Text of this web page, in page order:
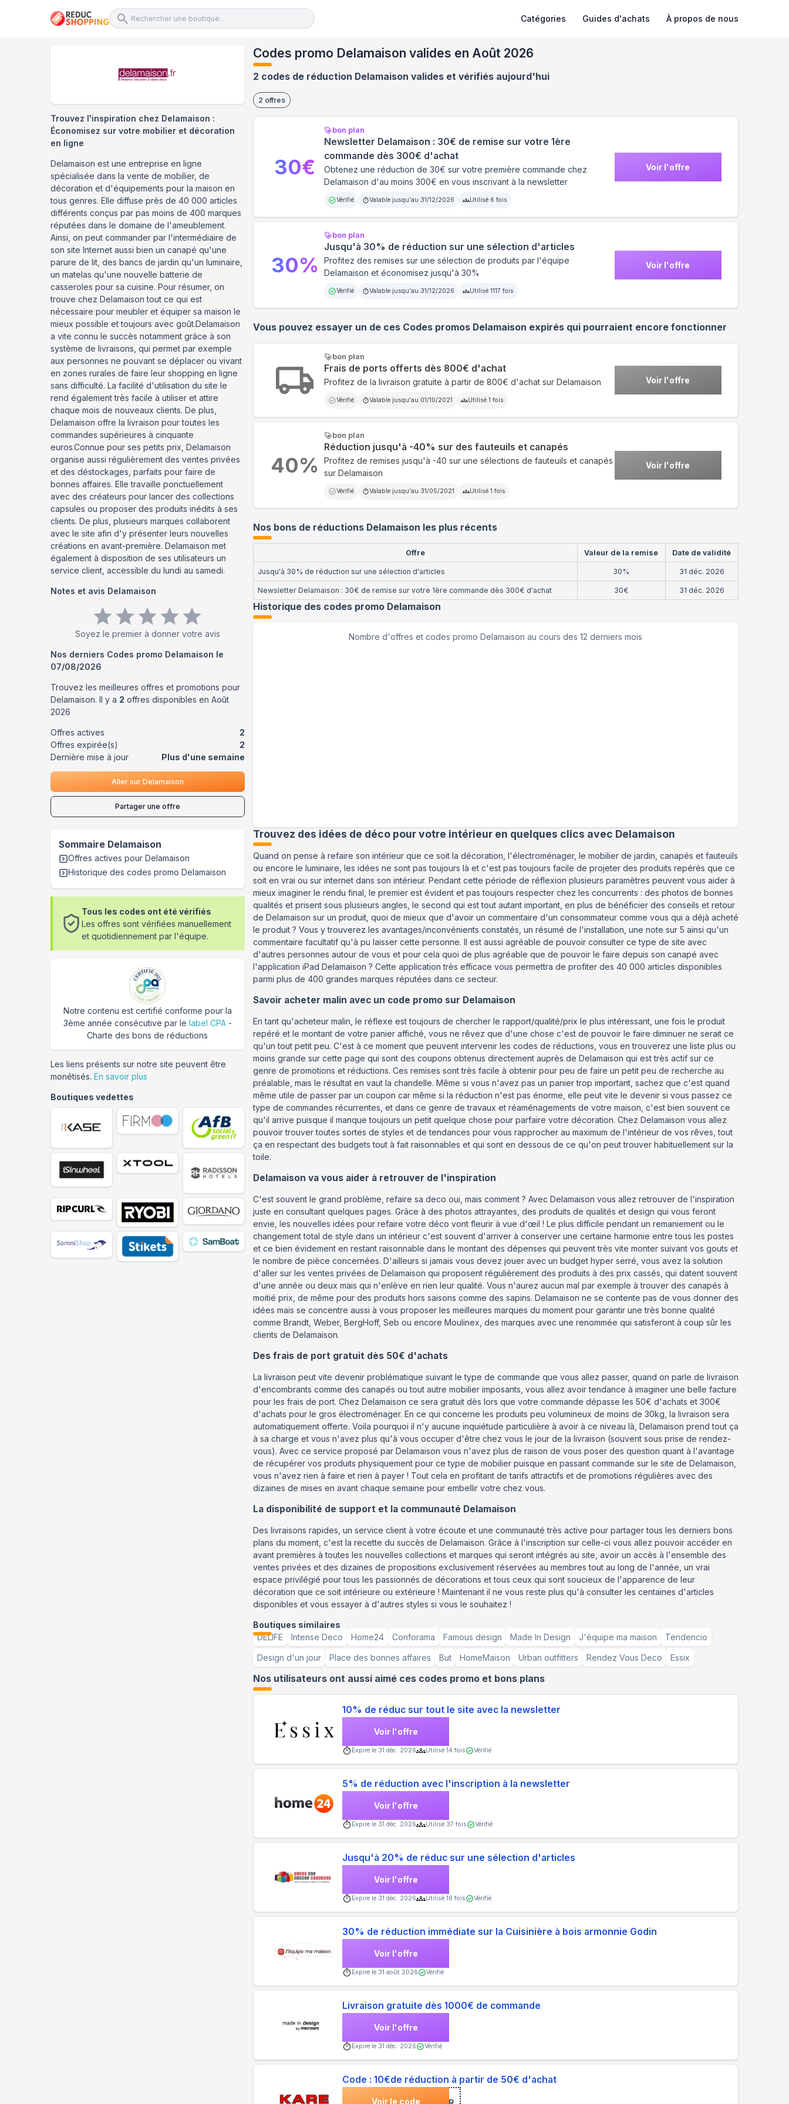
Catégories Guides d'achats À propos de nous
Codes promo Delamaison valides en Août 2026
2 codes de réduction Delamaison valides et vérifiés aujourd'hui
2 offres
bon plan
Newsletter Delamaison : 30€ de remise sur votre 1ère
commande dès 300€ d'achat
Obtenez une réduction de 30€ sur votre première commande chez
Delamaison d'au moins 300€ en vous inscrivant à la newsletter
Vérifié Valable jusqu'au 31/12/2026 Utilisé 6 fois
Voir l'offre
30€
bon plan
Jusqu'à 30% de réduction sur une sélection d'articles
Profitez des remises sur une sélection de produits par l'équipe
Delamaison et économisez jusqu'à 30%
Vérifié Valable jusqu'au 31/12/2026 Utilisé 1117 fois
Voir l'offre
30%
Vous pouvez essayer un de ces Codes promos Delamaison expirés qui pourraient encore fonctionner
bon plan
Frais de ports offerts dès 800€ d'achat
Profitez de la livraison gratuite à partir de 800€ d'achat sur Delamaison
Vérifié Valable jusqu'au 01/10/2021 Utilisé 1 fois
Voir l'offre
bon plan
Réduction jusqu'à -40% sur des fauteuils et canapés
Profitez de remises jusqu'à -40 sur une sélections de fauteuils et canapés
sur Delamaison
Vérifié Valable jusqu'au 31/05/2021 Utilisé 1 fois
Voir l'offre
40%
Nos bons de réductions Delamaison les plus récents
Offre Valeur de la remise Date de validité
Jusqu'à 30% de réduction sur une sélection d'articles 30% 31 déc. 2026
Newsletter Delamaison : 30€ de remise sur votre 1ère commande dès 300€ d'achat 30€ 31 déc. 2026
Historique des codes promo Delamaison
Nombre d'offres et codes promoDelamaison au cours des 12 derniers mois
Trouvez des idées de déco pour votre intérieur en quelques clics avec Delamaison
Quand on pense à refaire son intérieur que ce soit la décoration, l'électroménager, le mobilier de jardin, canapés et fauteuils
ou encore le luminaire, les idées ne sont pas toujours là et c'est pas toujours facile de projeter des produits repérés que ce
soit en vrai ou sur internet dans son intérieur. Pendant cette période de réflexion plusieurs paramètres peuvent vous aider à
mieux imaginer le rendu final, le premier est évident et pas toujours respecter chez les concurrents : des photos de bonnes
qualités et prisent sous plusieurs angles, le second qui est tout autant important, en plus de bénéficier des conseils et retour
de Delamaison sur un produit, quoi de mieux que d'avoir un commentaire d'un consommateur comme vous qui a déjà acheté
le produit ? Vous y trouverez les avantages/inconvénients constatés, un résumé de l'installation, une note sur 5 ainsi qu'un
commentaire facultatif qu'à pu laisser cette personne. Il est aussi agréable de pouvoir consulter ce type de site avec
d'autres personnes autour de vous et pour cela quoi de plus agréable que de pouvoir le faire depuis son canapé avec
l'application iPad Delamaison ? Cette application très efficace vous permettra de profiter des 40 000 articles disponibles
parmi plus de 400 grandes marques réputées dans ce secteur.
Savoir acheter malin avec un code promo sur Delamaison
En tant qu'acheteur malin, le réflexe est toujours de chercher le rapport/qualité/prix le plus intéressant, une fois le produit
repéré et le montant de votre panier affiché, vous ne rêvez que d'une chose c'est de pouvoir le faire diminuer ne serait ce
qu'un tout petit peu. C'est à ce moment que peuvent intervenir les codes de réductions, vous en trouverez une liste plus ou
moins grande sur cette page qui sont des coupons obtenus directement auprès de Delamaison qui est très actif sur ce
genre de promotions et réductions. Ces remises sont très facile à obtenir pour peu de faire un petit peu de recherche au
préalable, mais le résultat en vaut la chandelle. Même si vous n'avez pas un panier trop important, sachez que c'est quand
même utile de passer par un coupon car même si la réduction n'est pas énorme, elle peut vite le devenir si vous passez ce
type de commandes récurrentes, et dans ce genre de travaux et réaménagements de votre maison, c'est bien souvent ce
qu'il arrive puisque il manque toujours un petit quelque chose pour parfaire votre décoration. Chez Delamaison vous allez
pouvoir trouver toutes sortes de styles et de tendances pour vous rapprocher au maximum de l'intérieur de vos rêves, tout
ça en respectant des budgets tout à fait raisonnables et qui sont en dessous de ce qu'on peut trouver habituellement sur la
toile.
Delamaison va vous aider à retrouver de l'inspiration
C'est souvent le grand problème, refaire sa deco oui, mais comment ? Avec Delamaison vous allez retrouver de l'inspiration
juste en consultant quelques pages. Grâce à des photos attrayantes, des produits de qualités et design qui vous feront
envie, les nouvelles idées pour refaire votre déco vont fleurir à vue d'œil ! Le plus difficile pendant un remaniement ou le
changement total de style dans un intérieur c'est souvent d'arriver à conserver une certaine harmonie entre tous les postes
et ce bien évidement en restant raisonnable dans le montant des dépenses qui peuvent très vite monter suivant vos gouts et
le nombre de pièce concernées. D'ailleurs si jamais vous devez jouer avec un budget hyper serré, vous avez la solution
d'aller sur les ventes privées de Delamaison qui proposent régulièrement des produits à des prix cassés, qui datent souvent
d'une année ou deux mais qui n'enlève en rien leur qualité. Vous n'aurez aucun mal par exemple à trouver des canapés à
moitié prix, de même pour des produits hors saisons comme des sapins. Delamaison ne se contente pas de vous donner des
idées mais se concentre aussi à vous proposer les meilleures marques du moment pour garantir une très bonne qualité
comme Brandt, Weber, BergHoff, Seb ou encore Moulinex, des marques avec une renommée qui satisferont à coup sûr les
clients de Delamaison.
Des frais de port gratuit dès 50€ d'achats
La livraison peut vite devenir problématique suivant le type de commande que vous allez passer, quand on parle de livraison
d'encombrants comme des canapés ou tout autre mobilier imposants, vous allez avoir tendance à imaginer une belle facture
pour les frais de port. Chez Delamaison ce sera gratuit dès lors que votre commande dépasse les 50€ d'achats et 300€
d'achats pour le gros électroménager. En ce qui concerne les produits peu volumineux de moins de 30kg, la livraison sera
automatiquement offerte. Voila pourquoi il n'y aucune inquiétude particulière à avoir à ce niveau là, Delamaison prend tout ça
à sa charge et vous n'avez plus qu'à vous occuper d'être chez vous le jour de la livraison (souvent sous prise de rendez-
vous). Avec ce service proposé par Delamaison vous n'avez plus de raison de vous poser des question quant à l'avantage
de récupérer vos produits physiquement pour ce type de mobilier puisque en passant commande sur le site de Delamaison,
vous n'avez rien à faire et rien à payer ! Tout cela en profitant de tarifs attractifs et de promotions régulières avec des
dizaines de mises en avant chaque semaine pour embellir votre chez vous.
La disponibilité de support et la communauté Delamaison
Des livraisons rapides, un service client à votre écoute et une communauté très active pour partager tous les derniers bons
plans du moment, c'est la recette du succès de Delamaison. Grâce à l'inscription sur celle-ci vous allez pouvoir accéder en
avant premières à toutes les nouvelles collections et marques qui seront intégrés au site, avoir un accès à l'ensemble des
ventes privées et des dizaines de propositions exclusivement réservées au membres tout au long de l'année, un vrai
espace privilégié pour tous les passionnés de décorations et tous ceux qui sont soucieux de l'apparence de leur
décoration que ce soit intérieure ou extérieure ! Maintenant il ne vous reste plus qu'à consulter les centaines d'articles
disponibles et vous essayer à d'autres styles si vous le souhaitez !
Boutiques similaires
DELIFE
Intense Deco Home24 Conforama Famous design Made In Design J'équipe ma maison Tendencio
Design d'un jour Place des bonnes affaires But HomeMaison Urban outfitters Rendez Vous Deco Essix
Nos utilisateurs ont aussi aimé ces codes promo et bons plans
10% de réduc sur tout le site avec la newsletter
Voir l'offre
Expire le 31 déc. 2026 Utilisé14 fois Vérifié
5% de réduction avec l'inscription à la newsletter
Voir l'offre
Expire le 31 déc. 2026 Utilisé 37 fois Vérifié
Jusqu'à 20% de réduc sur une sélection d'articles
Voir l'offre
Expire le 31 déc. 2026 Utilisé18 fois Vérifié
30% de réduction immédiate sur la Cuisinière à bois armonnie Godin
Voir l'offre
Expire le 31 août 2026 Vérifié
Livraison gratuite dès 1000€ de commande
Voir l'offre
Expire le 31 déc. 2026 Vérifié
Code : 10€de réduction à partir de 50€ d'achat
Voir le code
Trouvez l'inspiration chez Delamaison :
Économisez sur votre mobilier et décoration
en ligne
Delamaison est une entreprise en ligne
spécialisée dans la vente de mobilier, de
décoration et d'équipements pour la maison en
tous genres. Elle diffuse près de 40 000 articles
différents conçus par pas moins de 400 marques
réputées dans le domaine de l'ameublement.
Ainsi, on peut commander par l'intermédiaire de
son site Internet aussi bien un canapé qu'une
parure de lit, des bancs de jardin qu'un luminaire,
un matelas qu'une nouvelle batterie de
casseroles pour sa cuisine. Pour résumer, on
trouve chez Delamaison tout ce qui est
nécessaire pour meubler et équiper sa maison le
mieux possible et toujours avec goût.Delamaison
a vite connu le succès notamment grâce à son
système de livraisons, qui permet par exemple
aux personnes ne pouvant se déplacer ou vivant
en zones rurales de faire leur shopping en ligne
sans difficulté. La facilité d'utilisation du site le
rend également très facile à utiliser et attire
chaque mois de nouveaux clients. De plus,
Delamaison offre la livraison pour toutes les
commandes supérieures à cinquante
euros.Connue pour ses petits prix, Delamaison
organise aussi régulièrement des ventes privées
et des déstockages, parfaits pour faire de
bonnes affaires. Elle travaille ponctuellement
avec des créateurs pour lancer des collections
capsules ou proposer des produits inédits à ses
clients. De plus, plusieurs marques collaborent
avec le site afin d'y présenter leurs nouvelles
créations en avant-première. Delamaison met
également à disposition de ses utilisateurs un
service client, accessible du lundi au samedi.
Notes et avis Delamaison
Soyez le premier à donner votre avis
Nos derniers Codes promo Delamaison le
07/08/2026
Trouvez les meilleures offres et promotions pour
Delamaison. Il y a 2 offres disponibles en Août
2026
Offres actives
2
Offres expirée(s)
2
Dernière mise à jour
Plus d'une semaine
Aller sur Delamaison
Partager une offre
Sommaire Delamaison
Offres actives pour Delamaison
Historique des codes promo Delamaison
Tous les codes ont été vérifiés
Les offres sont vérifiées manuellement
et quotidiennement par l'équipe.
Notre contenu est certifié conforme pour la
3ème année consécutive par le label CPA-
Charte des bons de réductions
Les liens présents sur notre site peuvent être
monétisés. En savoir plus
Boutiques vedettes